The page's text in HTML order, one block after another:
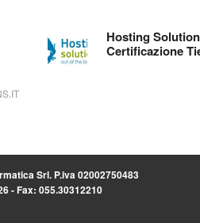
Hosting
Certificazione
Srl. P.iva 02002750483
- Fax: 055.30312210